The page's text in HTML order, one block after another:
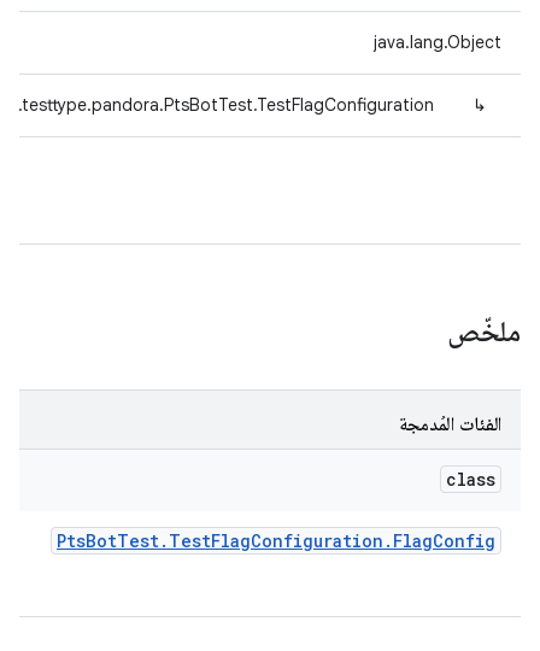
java.lang.Object
↳
ملخّص
الفئات المُدمجة
class
PtsBotTest. TestFlagConfiguration . FlagConfig